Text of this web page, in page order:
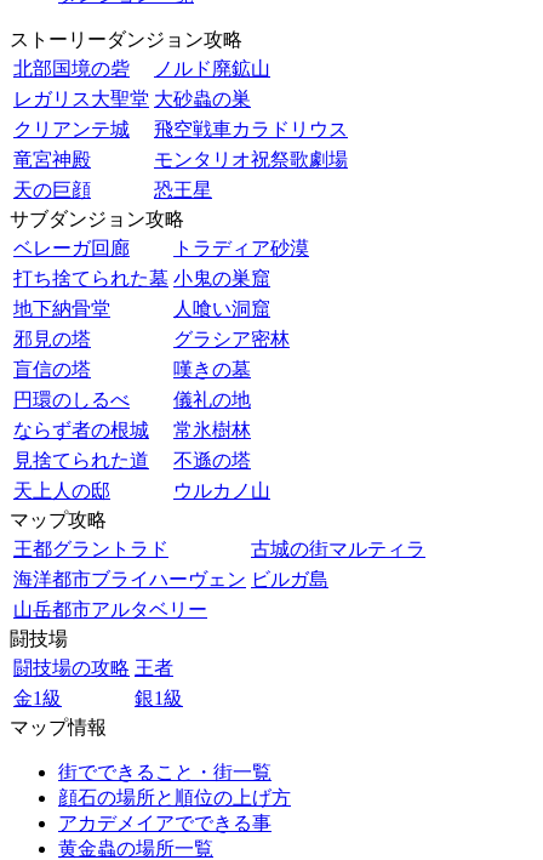
ストーリーダンジョン攻略
北部国境の砦
ノルド廃鉱山
レガリス大聖堂 大砂蟲の巣
クリアンテ城
飛空戦車カラドリウス
竜宮神殿
モンタリオ祝祭歌劇場
天の巨顔
恐王星
サブダンジョン攻略
ベレーガ回廊
トラディア砂漠
打ち捨てられた墓 小鬼の巣窟
地下納骨堂
人喰い洞窟
邪見の塔
グラシア密林
盲信の塔
嘆きの墓
円環のしるべ
儀礼の地
ならず者の根城
常氷樹林
見捨てられた道
不遜の塔
天上人の邸
ウルカノ山
マップ攻略
王都グラントラド
古城の街マルティラ
海洋都市ブライハーヴェン ビルガ島
山岳都市アルタベリー
闘技場
闘技場の攻略 王者
金1級
銀1級
マップ情報
街でできること・街一覧
顔石の場所と順位の上げ方
アカデメイアでできる事
黄金蟲の場所一覧